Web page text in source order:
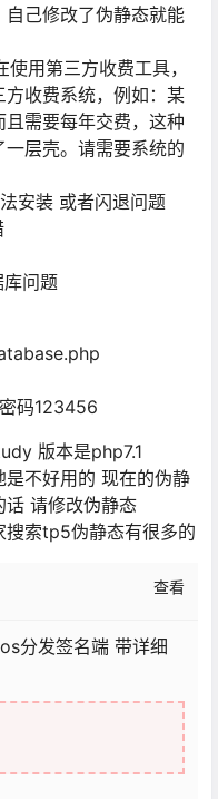
己修改了伪静态就能
用第三方收费工具，
收费系统，例如：某
需要每年交费，这种
层壳。请需要系统的
安装 或者闪退问题
问题
码123456
版本是php7.1
不好用的 现在的伪静
话 请修改伪静态
搜索tp5伪静态有很多的
查看
分发签名端 带详细